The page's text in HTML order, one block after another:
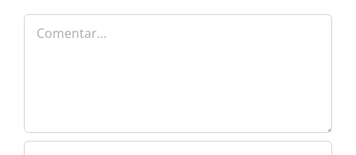
Comentar